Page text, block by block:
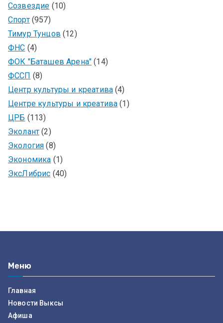
Созвездие (10)
Спорт(957)
Тимур Тунцов (12)
ФНС (4)
ФОК "Баташев Арена" (14)
ФССП (8)
Центр культуры и креатива (4)
Центре культуры и креатива (1)
ЦРБ (113)
Эколант (2)
Экология (8)
Экономика (1)
ЭксЛибрис (40)
Меню
Главная
Новости Выксы
Афиша